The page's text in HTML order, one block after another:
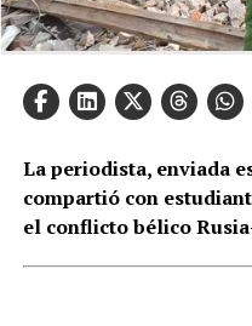
La periodista, enviada
compartió con
el conflicto bélico